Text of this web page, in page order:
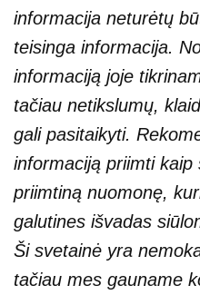
informacija neturėtų
teisinga informacija.
informaciją joje
tačiau netikslumų,
gali pasitaikyti.
informaciją priimti
priimtiną nuomonę,
galutines išvadas
Ši svetainė yra
tačiau mes gauname